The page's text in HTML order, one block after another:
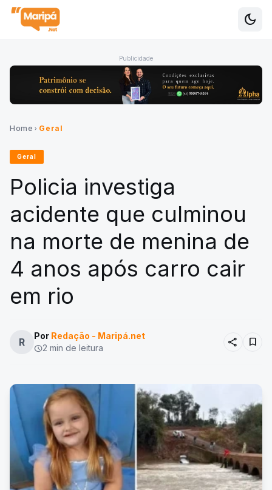
dark_mode
Publicidade
Home chevron_right Geral
Geral
Policia investiga
acidente que culminou
na morte de menina de
4 anos após carro cair
em rio
R
Por Redação - Maripá.net
schedule2 min de leitura share bookmark